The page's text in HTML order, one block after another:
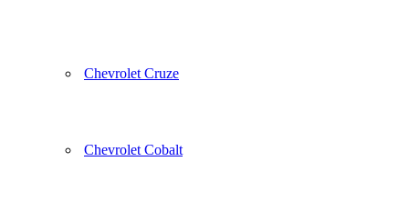
Chevrolet Cruze
Chevrolet Cobalt